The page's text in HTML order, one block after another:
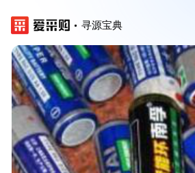
寻源宝典